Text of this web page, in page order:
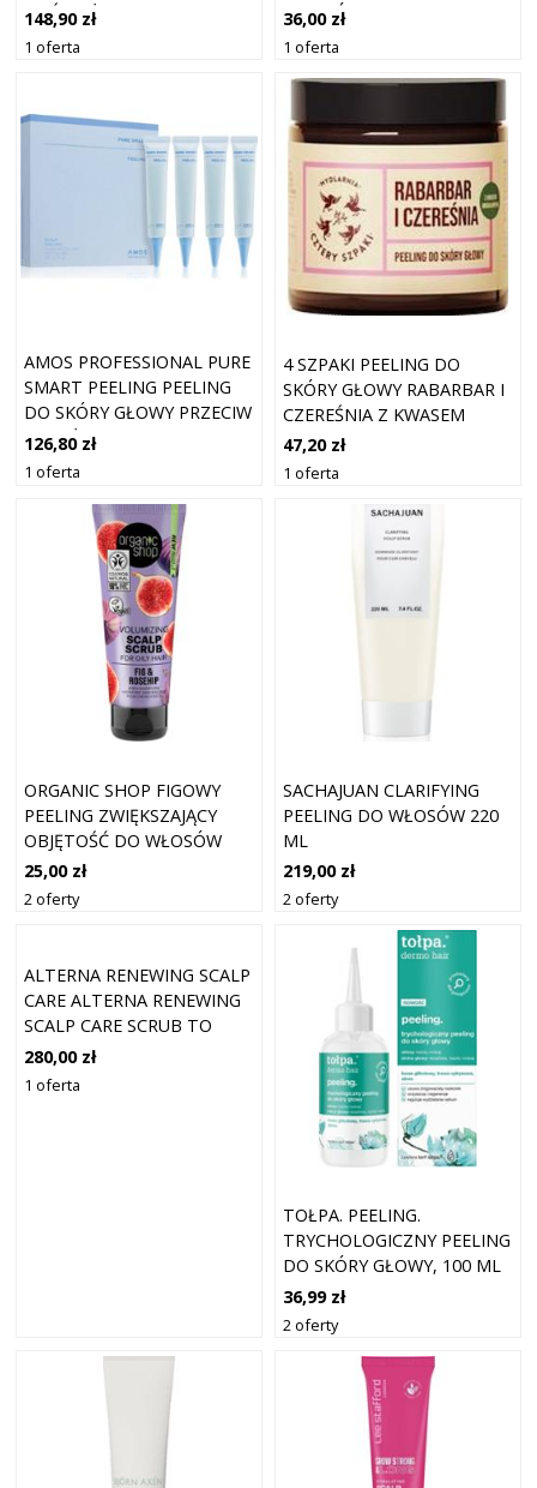
ODŚWIEŻAJĄCY PEELING
OCZYSZCZAJĄCY DO SKÓRY
148,90 zł
1 oferta
DO SKÓRY GŁOWY 100 ML
36,00 zł
1 oferta
AMOS PROFESSIONAL PURE
SMART PEELING PEELING
DO SKÓRY GŁOWY PRZECIW
ŁUPIEŻOWI 4X20 ML
126,80 zł
1 oferta
4 SZPAKI PEELING DO
SKÓRY GŁOWY RABARBAR I
CZEREŚNIA Z KWASEM
MIGDAŁOWYM, 120 ML
47,20 zł
1 oferta
ORGANIC SHOP FIGOWY
PEELING ZWIĘKSZAJĄCY
OBJĘTOŚĆ DO WŁOSÓW
PRZETŁUSZCZAJĄCYCH SIĘ
75ML
25,00 zł
2 oferty
SACHAJUAN CLARIFYING
PEELING DO WŁOSÓW 220
ML
219,00 zł
2 oferty
ALTERNA RENEWING SCALP
CARE ALTERNA RENEWING
SCALP CARE SCRUB TO
FOAM - ODBUDOWUJĄCY
PEELING DO SKÓRY GŁOWY
280,00 zł
1 oferta
TOŁPA. PEELING.
TRYCHOLOGICZNY PEELING
DO SKÓRY GŁOWY, 100 ML
36,99 zł
2 oferty